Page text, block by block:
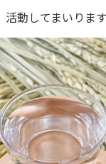
動してまいります